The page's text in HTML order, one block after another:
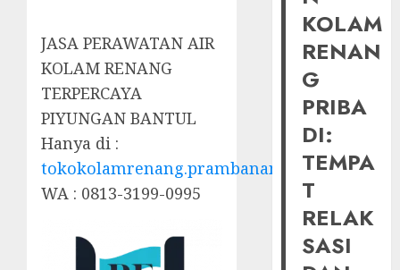
JASA PERAWATAN AIR
KOLAM RENANG
TERPERCAYA
PIYUNGAN BANTUL
Hanya di :
tokokolamrenang.prambananfamily.com
WA : 0813-3199-0995
KOLAM
RENAN
G
PRIBA
DI:
TEMPA
T
RELAK
SASI